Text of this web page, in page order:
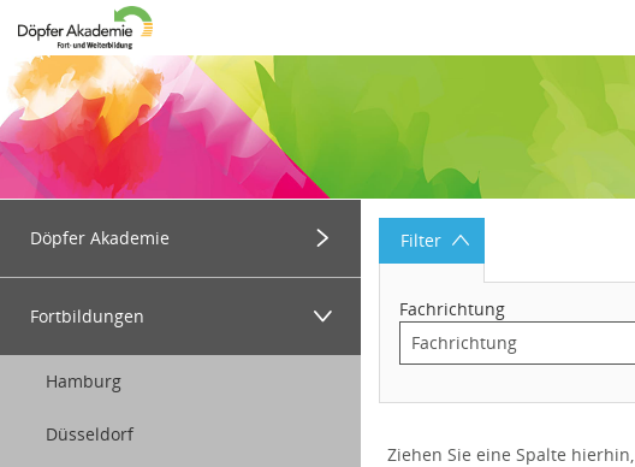
Döpfer Akademie
Über uns
Fortbildungen
Hamburg
Düsseldorf
Filter
Fachrichtung
Datentabelle mit 13 Zeilen und 6 Spalten
Ziehen Sie eine Spalte